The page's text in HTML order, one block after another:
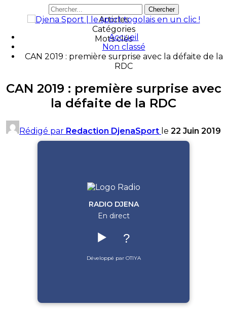
Articles
Catégories
Mots clés
Accueil
Non classé
CAN 2019 : première surprise avec la défaite de la
RDC
CAN 2019 : première surprise avec
la défaite de la RDC
Rédigé par Redaction DjenaSport le 22 Juin 2019
RADIO DJENA
En direct
▶️ ?
Développé par OTIYA